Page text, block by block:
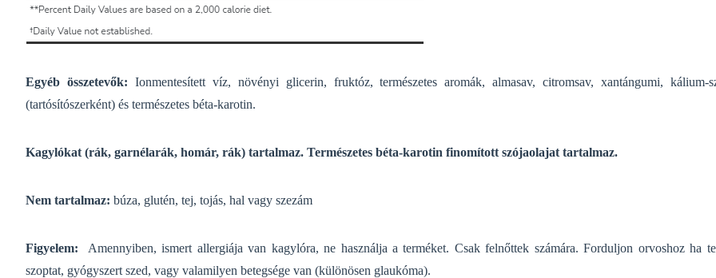
Egyéb összetevők: Ionmentesített víz, növényi glicerin, fruktóz, természetes aromák, almasav, citromsav, xantángumi, kálium-
(tartósítószerként) és természetes béta-karotin.
Kagylókat (rák, garnélarák, homár, rák) tartalmaz. Természetes béta-karotin finomított szójaolajat tartalmaz.
Nem tartalmaz: búza, glutén, tej, tojás, hal vagy szezám
Figyelem: Amennyiben, ismert allergiája van kagylóra, ne használja a terméket. Csak felnőttek számára. Forduljon orvoshoz ha
szoptat, gyógyszert szed, vagy valamilyen betegsége van (különösen glaukóma).